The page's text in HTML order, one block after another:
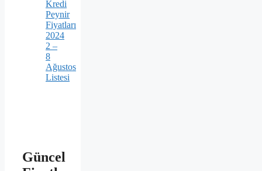
Kredi
Peynir
Fiyatları
2024
2 –
8
Ağustos
Listesi
Güncel